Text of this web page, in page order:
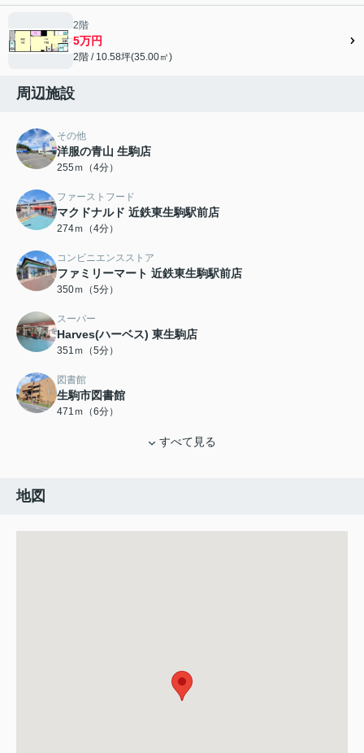
2階
5万円
2階 / 10.58坪(35.00㎡)
周辺施設
その他
洋服の青山 生駒店
255ｍ（4分）
ファーストフード
マクドナルド 近鉄東生駒駅前店
274ｍ（4分）
コンビニエンスストア
ファミリーマート 近鉄東生駒駅前店
350ｍ（5分）
スーパー
Harves(ハーベス) 東生駒店
351ｍ（5分）
図書館
生駒市図書館
471ｍ（6分）
すべて見る
地図